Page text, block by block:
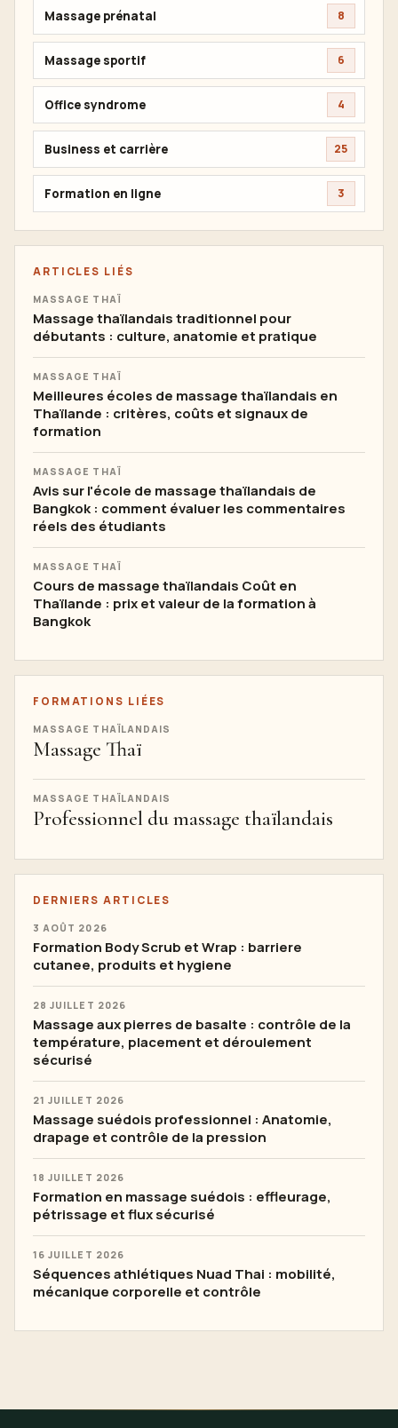
Massage prénatal 8
Massage sportif 6
Office syndrome 4
Business et carrière 25
Formation en ligne 3
ARTICLES LIÉS
MASSAGE THAÏ
Massage thaïlandais traditionnel pour
débutants : culture, anatomie et pratique
MASSAGE THAÏ
Meilleures écoles de massage thaïlandais en
Thaïlande : critères, coûts et signaux de
formation
MASSAGE THAÏ
Avis sur l'école de massage thaïlandais de
Bangkok : comment évaluer les commentaires
réels des étudiants
MASSAGE THAÏ
Cours de massage thaïlandais Coût en
Thaïlande : prix et valeur de la formation à
Bangkok
FORMATIONS LIÉES
MASSAGE THAÏLANDAIS
Massage Thaï
MASSAGE THAÏLANDAIS
Professionnel du massage thaïlandais
DERNIERS ARTICLES
3 AOÛT 2026
Formation Body Scrub et Wrap : barriere
cutanee, produits et hygiene
28 JUILLET 2026
Massage aux pierres de basalte : contrôle de la
température, placement et déroulement
sécurisé
21 JUILLET 2026
Massage suédois professionnel : Anatomie,
drapage et contrôle de la pression
18 JUILLET 2026
Formation en massage suédois : effleurage,
pétrissage et flux sécurisé
16 JUILLET 2026
Séquences athlétiques Nuad Thai : mobilité,
mécanique corporelle et contrôle